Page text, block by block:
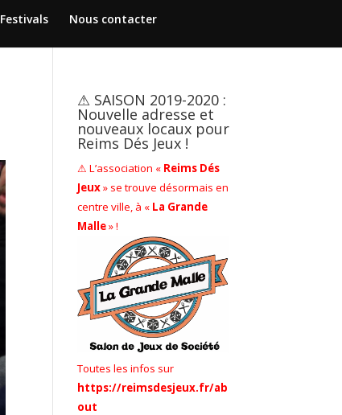
Festivals Nous contacter
⚠ SAISON 2019-2020 :
Nouvelle adresse et
nouveaux locaux pour
Reims Dés Jeux !
⚠ L’association « Reims Dés
Jeux» se trouve désormais en
centre ville, à « La Grande
Malle» !
Toutes les infos sur
https://reimsdesjeux.fr/ab
out